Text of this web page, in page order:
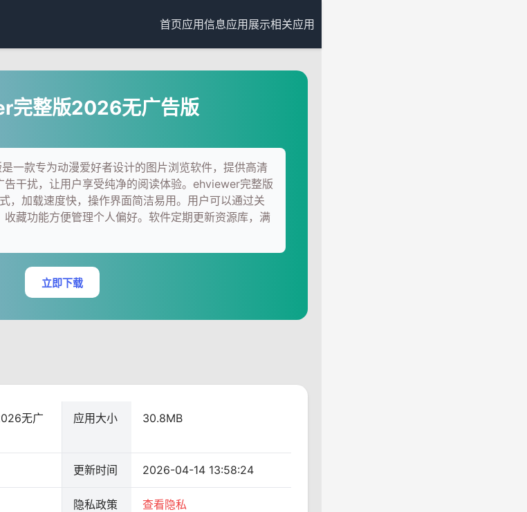
首页应用信息应用展示相关应用
完整版2026无广告版
一款专为动漫爱好者设计的图片浏览软件，提供高清
告干扰，让用户享受纯净的阅读体验。ehviewer完整版
，加载速度快，操作界面简洁易用。用户可以通过关
藏功能方便管理个人偏好。软件定期更新资源库，满
立即下载
无广
应用大小 30.8MB
更新时间 2026-04-14 13:58:24
隐私政策 查看隐私